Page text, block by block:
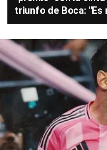
triunfo de Boca: "Es